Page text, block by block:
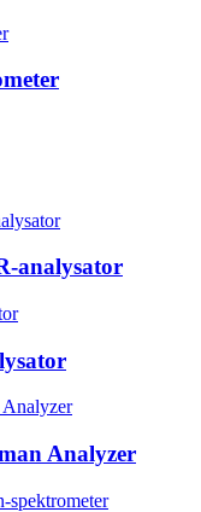
analysator
Analyzer